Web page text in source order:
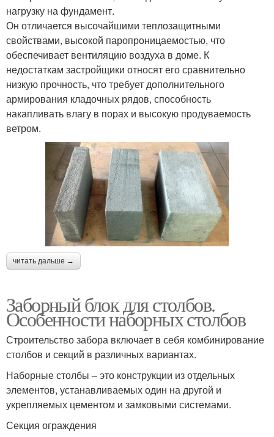
нагрузку на фундамент.
Он отличается высочайшими теплозащитными
свойствами, высокой паропроницаемостью, что
обеспечивает вентиляцию воздуха в доме. К
недостаткам застройщики относят его сравнительно
низкую прочность, что требует дополнительного
армирования кладочных рядов, способность
накапливать влагу в порах и высокую продуваемость
ветром.
читать дальше →
Заборный блок для столбов.
Особенности наборных столбов
Строительство забора включает в себя комбинирование
столбов и секций в различных вариантах.
Наборные столбы – это конструкции из отдельных
элементов, устанавливаемых один на другой и
укрепляемых цементом и замковыми системами.
Секция ограждения